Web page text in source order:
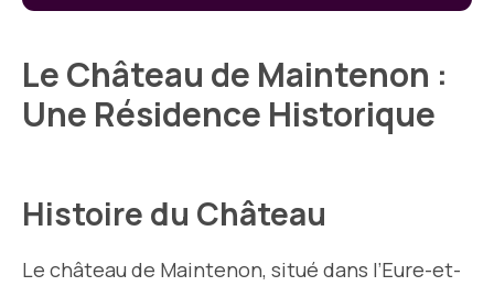
Le Château de Maintenon :
Une Résidence Historique
Histoire du Château
Le château de Maintenon, situé dans l’Eure-et-